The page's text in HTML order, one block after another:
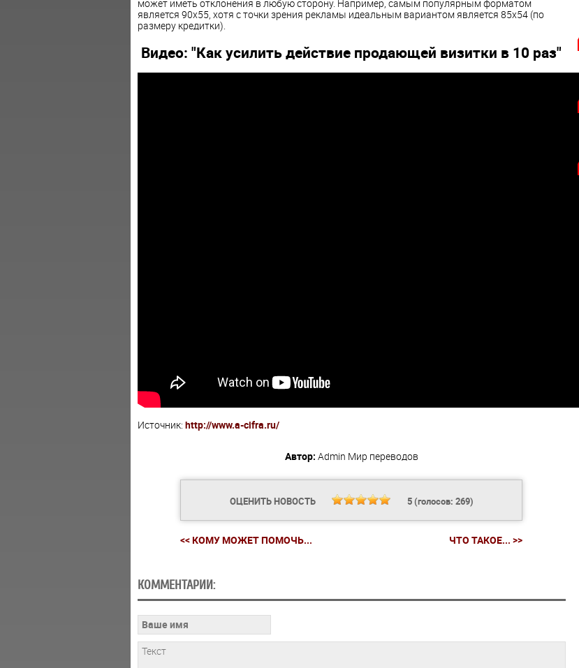
может иметь отклонения в любую сторону. Например, самым популярным форматом
является 90х55, хотя с точки зрения рекламы идеальным вариантом является 85х54 (по
размеру кредитки).
Видео: "Как усилить действие продающей визитки в 10 раз"
Источник: http://www.a-cifra.ru/
Автор: Admin Мир переводов
ОЦЕНИТЬ НОВОСТЬ 5(голосов: 269)
<< КОМУ МОЖЕТ ПОМОЧЬ... ЧТО ТАКОЕ... >>
КОММЕНТАРИИ: